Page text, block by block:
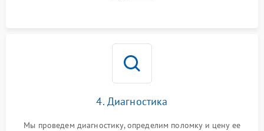
4. Диагностика
Мы проведем диагностику, определим поломку и цену ее